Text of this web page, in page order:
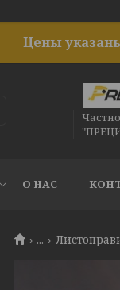
Цены
О НАС
...